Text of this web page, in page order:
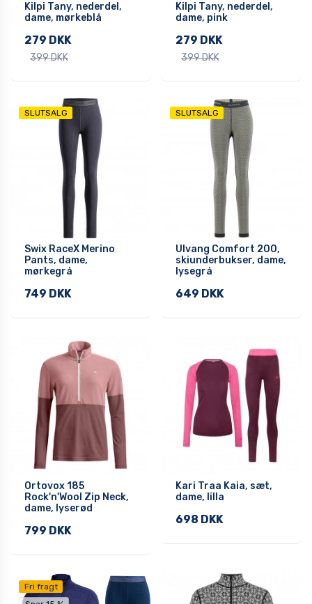
Kilpi Tany, nederdel,
dame, mørkeblå
279 DKK
399 DKK
Kilpi Tany, nederdel,
dame, pink
279 DKK
399 DKK
SLUTSALG
Swix RaceX Merino
Pants, dame,
mørkegrå
749 DKK
SLUTSALG
Ulvang Comfort 200,
skiunderbukser, dame,
lysegrå
649 DKK
Ortovox 185
Rock'n'Wool Zip Neck,
dame, lyserød
799 DKK
Kari Traa Kaia, sæt,
dame, lilla
698 DKK
Fri fragt